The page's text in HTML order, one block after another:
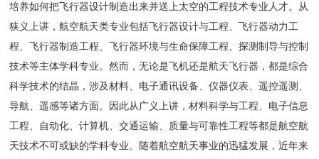
培养如何把飞行器设计制造出来并送上太空的工程技术专业人才。从
狭义上讲，航空航天类专业包括飞行器设计与工程、飞行器动力工
程、飞行器制造工程、飞行器环境与生命保障工程、探测制导与控制
技术等主体学科专业。然而，无论是飞机还是航天飞行器，都是综合
科学技术的结晶，涉及材料、电子通讯设备、仪器仪表、遥控遥测、
导航、遥感等诸方面。因此从广义上讲，材料科学与工程、电子信息
工程、自动化、计算机、交通运输、质量与可靠性工程等都是航空航
天技术不可或缺的学科专业。随着航空航天事业的迅猛发展，近年来